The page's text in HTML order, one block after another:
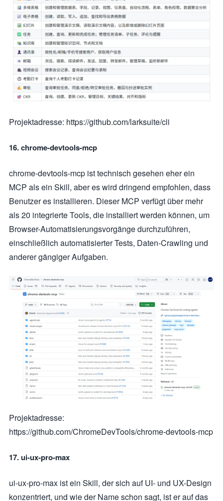
Projektadresse: https://github.com/larksuite/cli
16. chrome-devtools-mcp
chrome-devtools-mcp ist technisch gesehen eher ein
MCP als ein Skill, aber es wird dringend empfohlen, dass
Benutzer es installieren. Dieser MCP verfügt über mehr
als 20 integrierte Tools, die installiert werden können, um
Browser-Automatisierungsvorgänge durchzuführen,
einschließlich automatisierter Tests, Daten-Crawling und
anderer gängiger Aufgaben.
Projektadresse:
https://github.com/ChromeDevTools/chrome-devtools-mcp
17. ui-ux-pro-max
ui-ux-pro-max ist ein Skill, der sich auf UI- und UX-Design
konzentriert, und wie der Name schon sagt, ist er auf das